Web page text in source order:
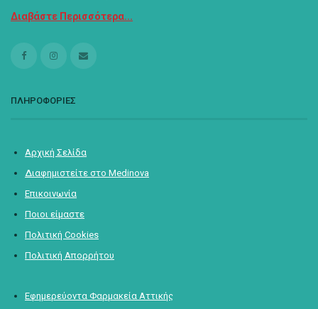
Διαβάστε Περισσότερα...
ΠΛΗΡΟΦΟΡΙΕΣ
Αρχική Σελίδα
Διαφημιστείτε στο Medinova
Επικοινωνία
Ποιοι είμαστε
Πολιτική Cookies
Πολιτική Απορρήτου
Εφημερεύοντα Φαρμακεία Αττικής